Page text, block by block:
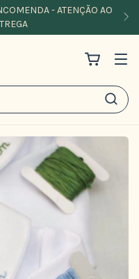
- ATENÇÃO AO